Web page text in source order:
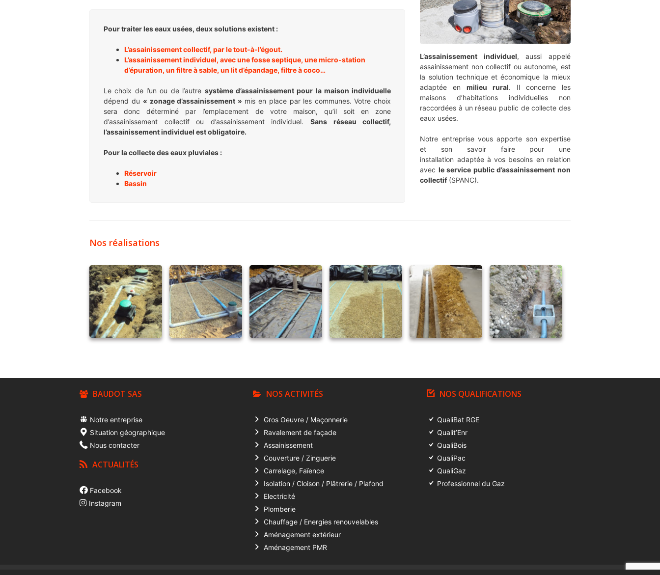
Pour traiter les eaux usées, deux solutions existent :
L’assainissement collectif, par le tout-à-l’égout.
L’assainissement individuel, avec une fosse septique, une micro-station
d’épuration, un filtre à sable, un lit d’épandage, filtre à coco…
Le choix de l’un ou de l’autre système d’assainissement pour la maison individuelle
dépend du « zonage d’assainissement » mis en place par les communes. Votre choix
sera donc déterminé par l’emplacement de votre maison, qu’il soit en zone
d’assainissement collectif ou d’assainissement individuel.Sans réseau collectif,
l’assainissement individuel est obligatoire.
Pour la collecte des eaux pluviales :
Réservoir
Bassin
L’assainissement individuel, aussi appelé
assainissement non collectif ou autonome, est
la solution technique et économique la mieux
adaptée enmilieu rural. Il concerne les
maisons d’habitations individuelles non
raccordées à un réseau public de collecte des
eaux usées.
Notre entreprise vous apporte son expertise
et son savoir faire pour une
installation adaptée à vos besoins en relation
avec le service public d’assainissement non
collectif(SPANC).
Nos réalisations
BAUDOT SAS
Notre entreprise
Situation géographique
Nous contacter
ACTUALITÉS
Facebook
Instagram
NOS ACTIVITÉS
Gros Oeuvre / Maçonnerie
Ravalement de façade
Assainissement
Couverture / Zinguerie
Carrelage, Faïence
Isolation / Cloison / Plâtrerie / Plafond
Electricité
Plomberie
Chauffage / Energies renouvelables
Aménagement extérieur
Aménagement PMR
NOS QUALIFICATIONS
QualiBat RGE
Qualit’Enr
QualiBois
QualiPac
QualiGaz
Professionnel du Gaz